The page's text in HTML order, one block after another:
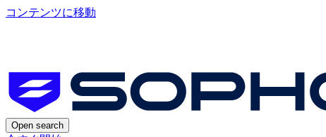
コンテンツに移動
Open search